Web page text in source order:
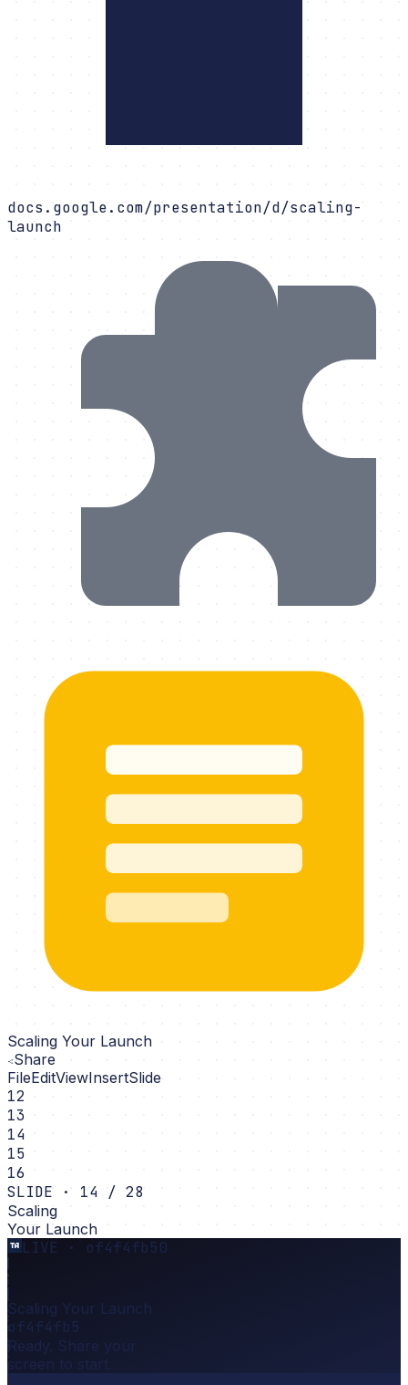
docs.google.com/presentation/d/scaling-
launch
Scaling Your Launch
Share
FileEditViewInsertSlide
12
13
14
15
16
SLIDE · 14 / 28
Scaling
Your Launch
LIVE · of4f4fb50
Scaling Your Launch
of4f4fb5
Ready. Share your
screen to start.